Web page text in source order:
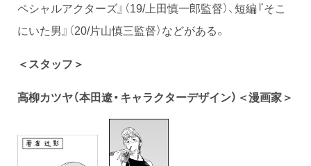
ペシャルアクターズ』（19/上田慎一郎監督）、短編『そこ
にいた男』（20/片山慎三監督）などがある。
＜スタッフ＞
高柳カツヤ（本田遼・キャラクターデザイン）＜漫画家＞